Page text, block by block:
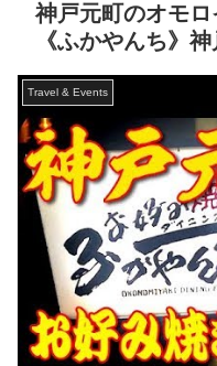
神戸元町のオモ
《ふかやんち》
Travel & Events